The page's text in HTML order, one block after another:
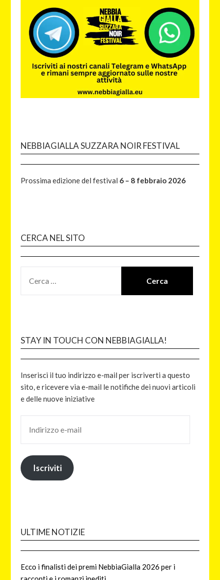
NEBBIAGIALLA SUZZARA NOIR FESTIVAL
Prossima edizione del festival 6 – 8 febbraio 2026
CERCA NEL SITO
STAY IN TOUCH CON NEBBIAGIALLA!
Inserisci il tuo indirizzo e-mail per iscriverti a questo
sito, e ricevere via e-mail le notifiche dei nuovi articoli
e delle nuove iniziative
Iscriviti
ULTIME NOTIZIE
Ecco i finalisti dei premi NebbiaGialla 2026 per i